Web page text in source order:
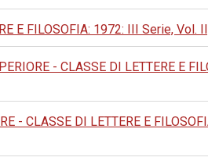
E FILOSOFIA: 1972: III Serie, Vol.
- CLASSE DI LETTERE E
- CLASSE DI LETTERE E